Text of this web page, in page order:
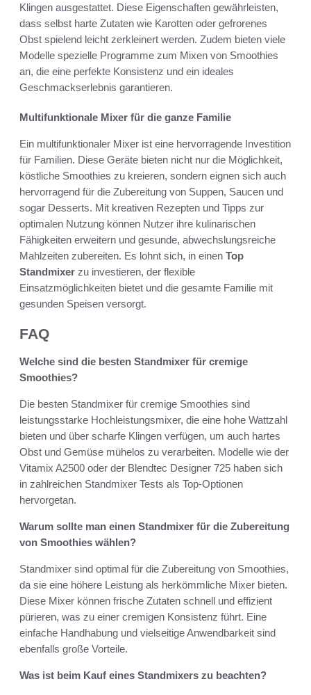
Klingen ausgestattet. Diese Eigenschaften gewährleisten,
dass selbst harte Zutaten wie Karotten oder gefrorenes
Obst spielend leicht zerkleinert werden. Zudem bieten viele
Modelle spezielle Programme zum Mixen von Smoothies
an, die eine perfekte Konsistenz und ein ideales
Geschmackserlebnis garantieren.
Multifunktionale Mixer für die ganze Familie
Ein multifunktionaler Mixer ist eine hervorragende Investition
für Familien. Diese Geräte bieten nicht nur die Möglichkeit,
köstliche Smoothies zu kreieren, sondern eignen sich auch
hervorragend für die Zubereitung von Suppen, Saucen und
sogar Desserts. Mit kreativen Rezepten und Tipps zur
optimalen Nutzung können Nutzer ihre kulinarischen
Fähigkeiten erweitern und gesunde, abwechslungsreiche
Mahlzeiten zubereiten. Es lohnt sich, in einen Top
Standmixer zu investieren, der flexible
Einsatzmöglichkeiten bietet und die gesamte Familie mit
gesunden Speisen versorgt.
FAQ
Welche sind die besten Standmixer für cremige
Smoothies?
Die besten Standmixer für cremige Smoothies sind
leistungsstarke Hochleistungsmixer, die eine hohe Wattzahl
bieten und über scharfe Klingen verfügen, um auch hartes
Obst und Gemüse mühelos zu verarbeiten. Modelle wie der
Vitamix A2500 oder der Blendtec Designer 725 haben sich
in zahlreichen Standmixer Tests als Top-Optionen
hervorgetan.
Warum sollte man einen Standmixer für die Zubereitung
von Smoothies wählen?
Standmixer sind optimal für die Zubereitung von Smoothies,
da sie eine höhere Leistung als herkömmliche Mixer bieten.
Diese Mixer können frische Zutaten schnell und effizient
pürieren, was zu einer cremigen Konsistenz führt. Eine
einfache Handhabung und vielseitige Anwendbarkeit sind
ebenfalls große Vorteile.
Was ist beim Kauf eines Standmixers zu beachten?